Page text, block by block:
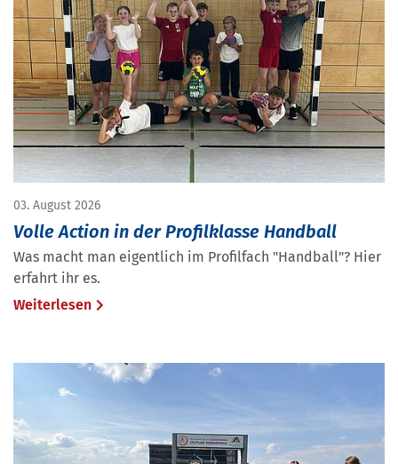
03. August 2026
Volle Action in der Profilklasse Handball
Was macht man eigentlich im Profilfach "Handball"? Hier
erfahrt ihr es.
Weiterlesen